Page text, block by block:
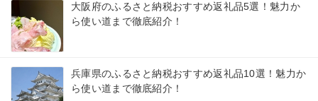
大阪府のふるさと納税おすすめ返礼品5選！魅力か
ら使い道まで徹底紹介！
兵庫県のふるさと納税おすすめ返礼品10選！魅力か
ら使い道まで徹底紹介！